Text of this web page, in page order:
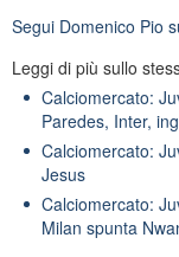
Segui Domenico Pio
Leggi di più sullo
Calciomercato:
Paredes, Inter,
Calciomercato:
Jesus
Calciomercato:
Milan spunta